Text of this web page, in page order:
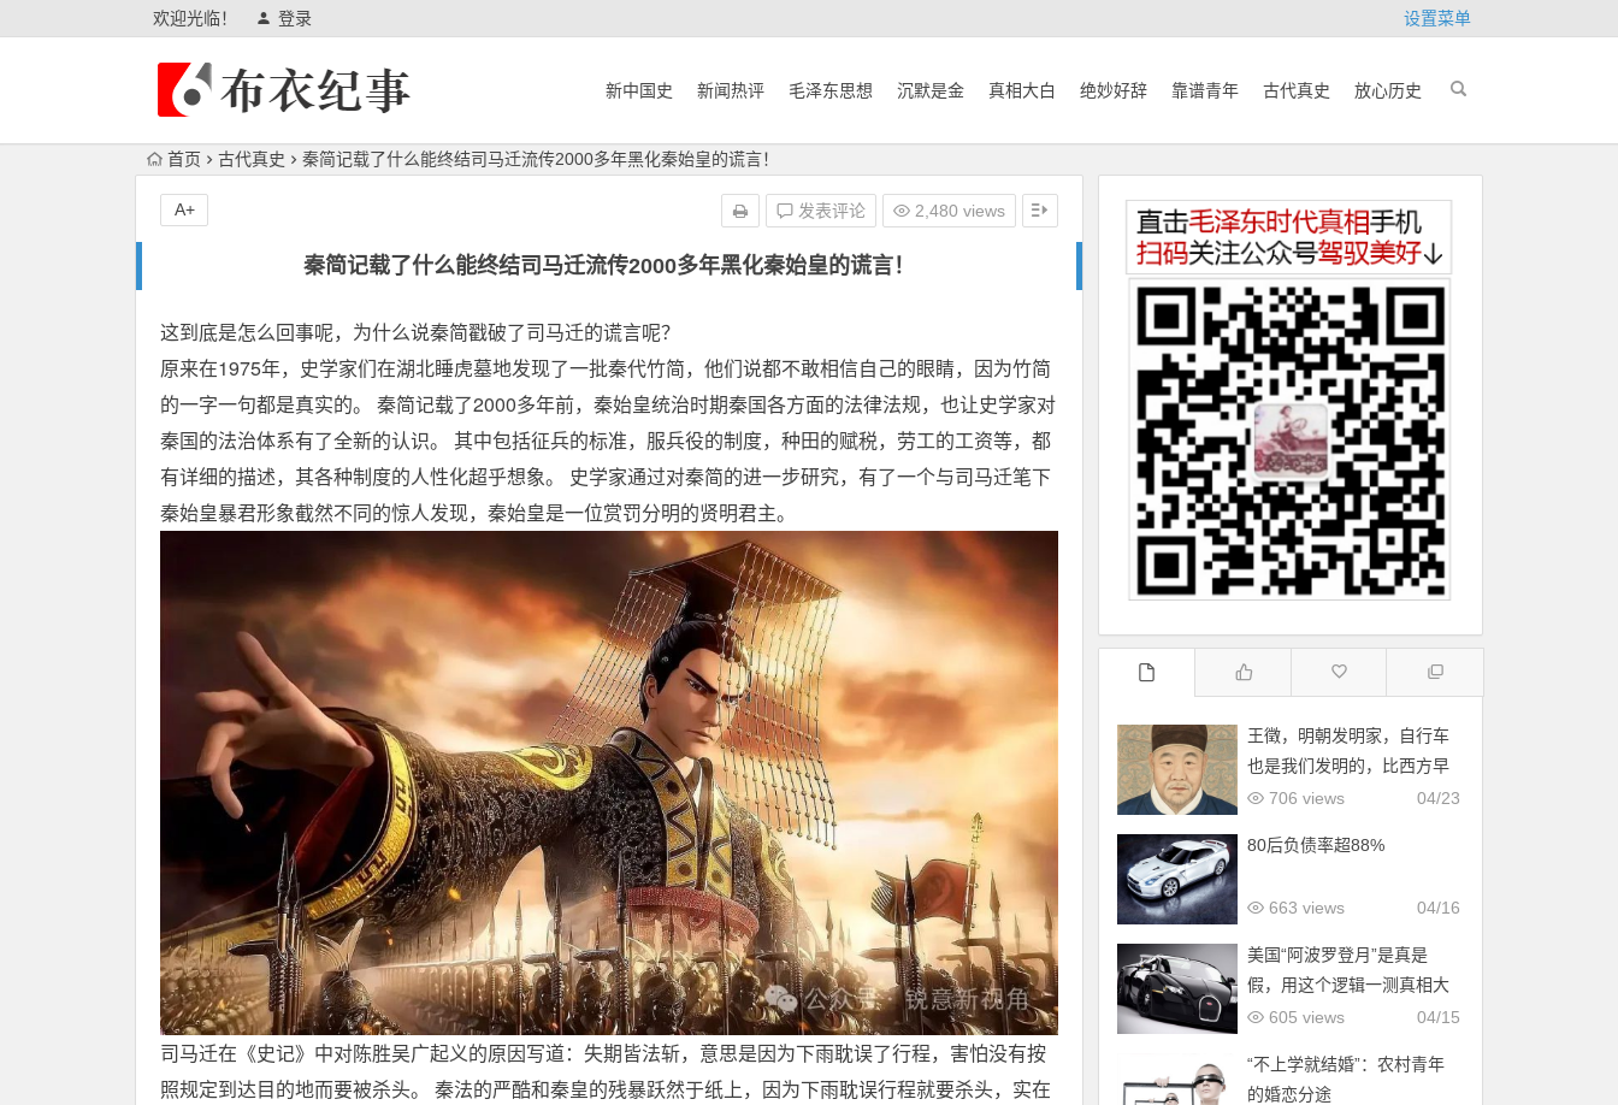
欢迎光临！ 登录 设置菜单
新中国史 新闻热评 毛泽东思想 沉默是金 真相大白 绝妙好辞 靠谱青年 古代真史 放心历史
首页 古代真史 秦简记载了什么能终结司马迁流传2000多年黑化秦始皇的谎言！
秦简记载了什么能终结司马迁流传2000多年黑化秦始皇的谎言！
发表评论 2,480 views
A+
这到底是怎么回事呢，为什么说秦简戳破了司马迁的谎言呢？
原来在1975年，史学家们在湖北睡虎墓地发现了一批秦代竹简，他们说都不敢相信自己的眼睛，因为竹简
的一字一句都是真实的。 秦简记载了2000多年前，秦始皇统治时期秦国各方面的法律法规，也让史学家对
秦国的法治体系有了全新的认识。 其中包括征兵的标准，服兵役的制度，种田的赋税，劳工的工资等，都
有详细的描述，其各种制度的人性化超乎想象。 史学家通过对秦简的进一步研究，有了一个与司马迁笔下
秦始皇暴君形象截然不同的惊人发现，秦始皇是一位赏罚分明的贤明君主。
司马迁在《史记》中对陈胜吴广起义的原因写道：失期皆法斩，意思是因为下雨耽误了行程，害怕没有按
照规定到达目的地而要被杀头。 秦法的严酷和秦皇的残暴跃然于纸上，因为下雨耽误行程就要杀头，实在
王徵，明朝发明家，自行车
也是我们发明的，比西方早
了200年！
04/23
706 views
80后负债率超88%
04/16
663 views
美国“阿波罗登月”是真是
假，用这个逻辑一测真相大
白！
04/15
605 views
“不上学就结婚”：农村青年
的婚恋分途